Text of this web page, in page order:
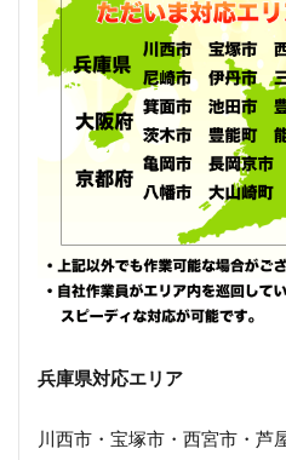
兵庫県対応エリア
川西市・宝塚市・西宮市・芦